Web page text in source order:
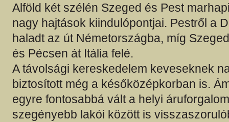
Alföld két szélén Szeged és Pest
nagy hajtások kiindulópontjai. Pestről a
haladt az út Németországba, míg
és Pécsen át Itália felé.
A távolsági kereskedelem keveseknek
biztosított még a későközépkorban is.
egyre fontosabbá vált a helyi
szegényebb lakói között is